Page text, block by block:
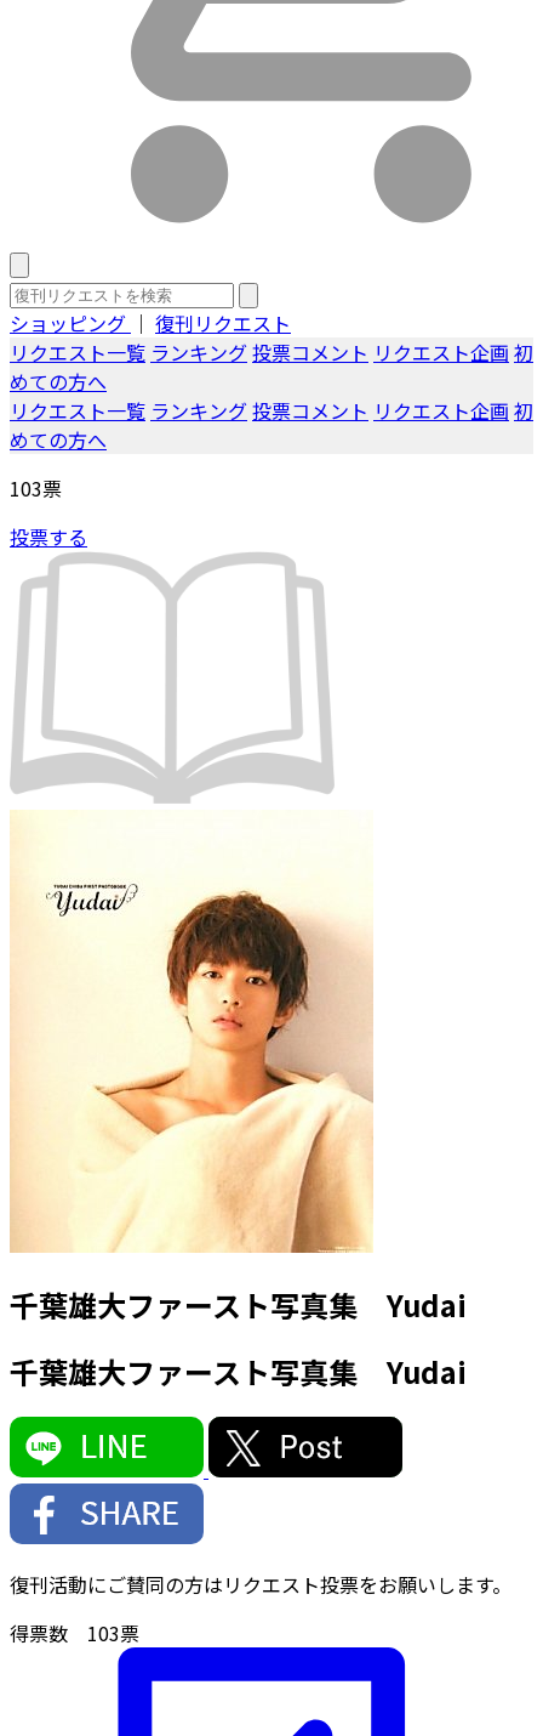
ショッピング ｜ 復刊リクエスト
リクエスト一覧 ランキング投票コメント リクエスト企画 初
めての方へ
リクエスト一覧 ランキング投票コメント リクエスト企画 初
めての方へ
103票
投票する
千葉雄大ファースト写真集 Yudai
千葉雄大ファースト写真集 Yudai
復刊活動にご賛同の方はリクエスト投票をお願いします。
得票数 103票